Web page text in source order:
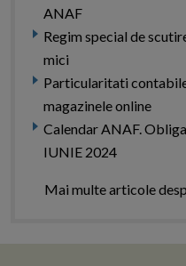
ANAF
Regim special de
mici
Particularitati
magazinele online
Calendar ANAF.
IUNIE 2024
Mai multe articole